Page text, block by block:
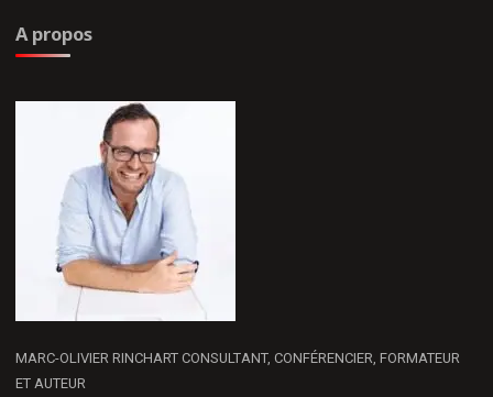
A propos
MARC-OLIVIER RINCHART CONSULTANT, CONFÉRENCIER, FORMATEUR
ET AUTEUR